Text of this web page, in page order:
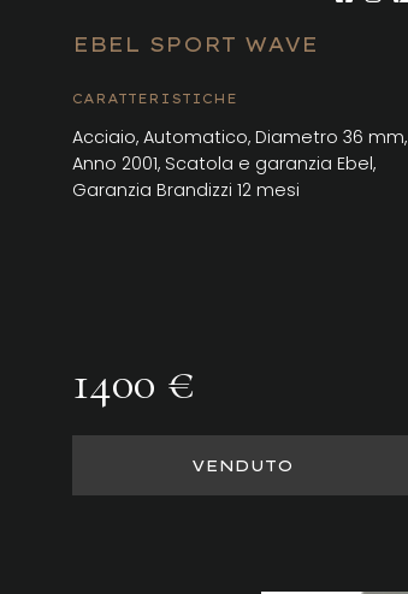
EBEL SPORT WAVE
CARATTERISTICHE
Acciaio, Automatico, Diametro 36 mm,
Anno 2001, Scatola e garanzia Ebel,
Garanzia Brandizzi 12 mesi
1400 €
VENDUTO